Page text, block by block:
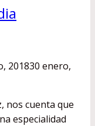
201830 enero,
nos cuenta que
especialidad